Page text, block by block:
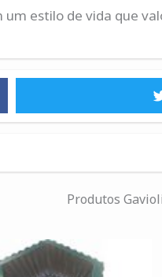
estilo de vida que
Produtos